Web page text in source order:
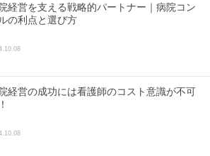
経営を支える戦略的パートナー｜病院コン
の利点と選び方
経営の成功には看護師のコスト意識が不可